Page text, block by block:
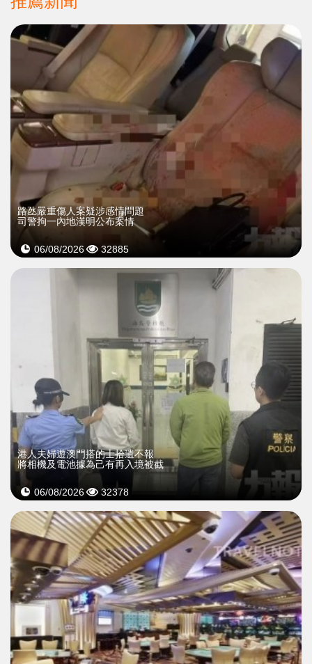
​路氹嚴重傷人案疑涉感情問題
司警拘一內地漢明公布案情
06/08/2026 32885
​港人夫婦遊澳門搭的士拾遺不報
將相機及電池據為己有再入境被截
06/08/2026 32378